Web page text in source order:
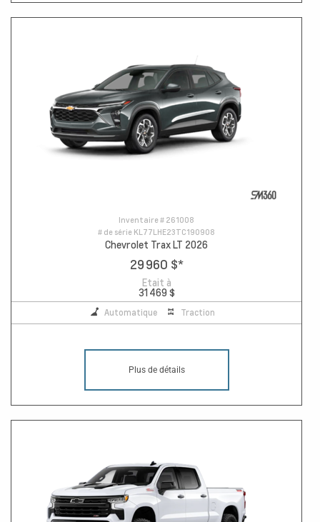
Inventaire # 261008
# de série KL77LHE23TC190908
Chevrolet Trax LT 2026
29 960 $*
Etait à
31 469 $
Automatique Traction
Plus de détails